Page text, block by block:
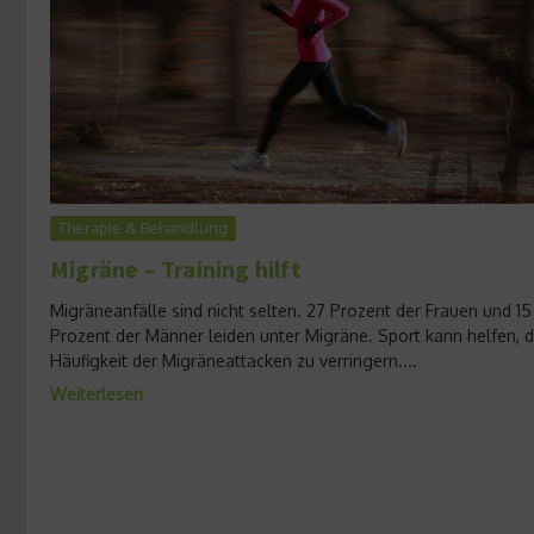
Therapie & Behandlung
Migräne – Training hilft
Migräneanfälle sind nicht selten. 27 Prozent der Frauen und 15
Prozent der Männer leiden unter Migräne. Sport kann helfen,
Häufigkeit der Migräneattacken zu verringern....
Weiterlesen